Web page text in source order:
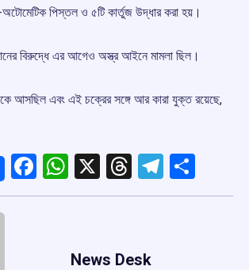
পিস্তল ও ৫টি কার্তুজ উদ্ধার করা হয়।
বিরুদ্ধে এর আগেও অস্ত্র আইনে মামলা ছিল।
আসছিল এবং এই চক্রের সঙ্গে আর কারা যুক্ত রয়েছে,
Facebook
WhatsApp
X Threads
News Desk